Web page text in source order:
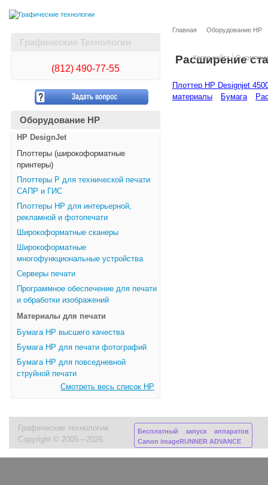
Карта сайта О
Графические Технологии
(812) 490-77-55
Оборудование HP
HP DesignJet
Плоттеры (широкоформатные
принтеры)
Плоттеры Р для технической печати
САПР и ГИС
Плоттеры НР для интерьерной,
рекламной и фотопечати
Широкоформатные сканеры
Широкоформатные
многофункциональные устройства
Серверы печати
Программное обеспечение для печати
и обработки изображений
Материалы для печати
Бумага HP высшего качества
Бумага HP для печати фотографий
Бумага HP для повседневной
струйной печати
Смотреть весь список HP
Главная Оборудование HP
Расширение
Плоттер HP Designjet
материалы
Бумага
Графические технологии
Copyright © 2005—2026
Бесплатный запуск аппаратов
Canon imageRUNNER ADVANCE